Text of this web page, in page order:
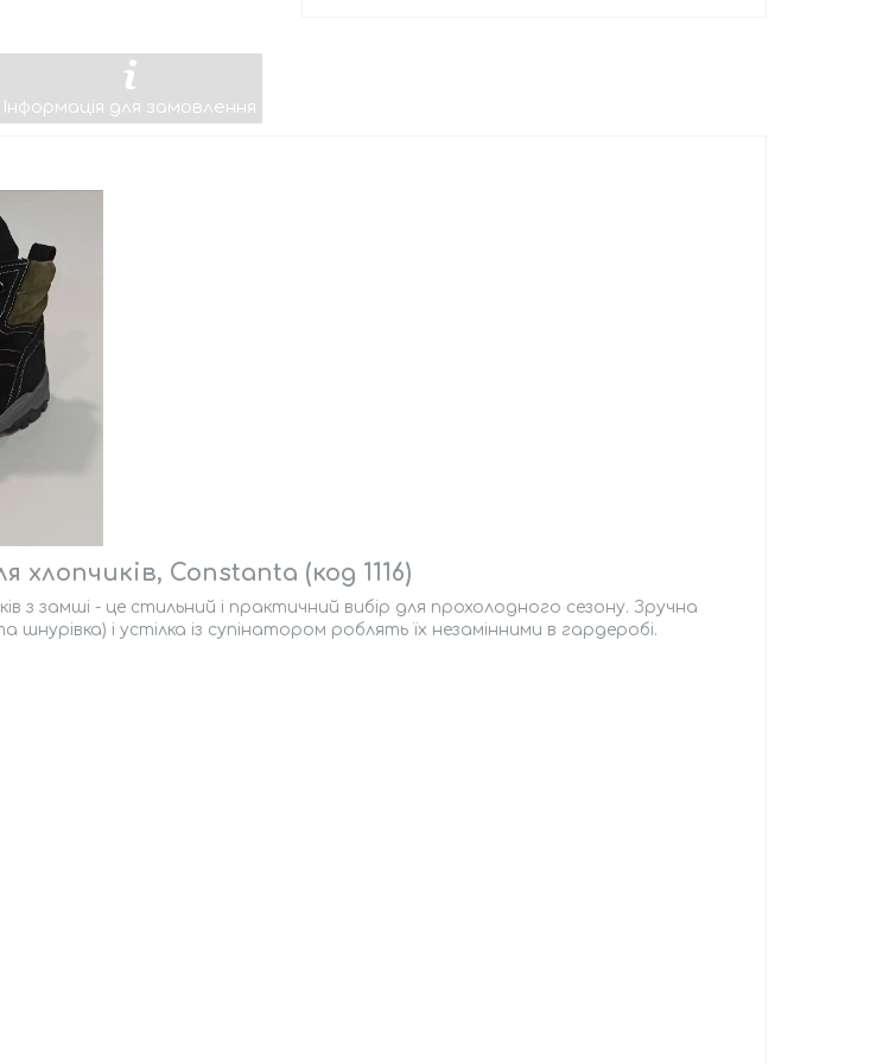
Інформація для замовлення
хлопчиків, Constanta (код 1116)
з замші - це стильний і практичний вибір для прохолодного сезону. Зручна
шнурівка) і устілка із супінатором роблять їх незамінними в гардеробі.